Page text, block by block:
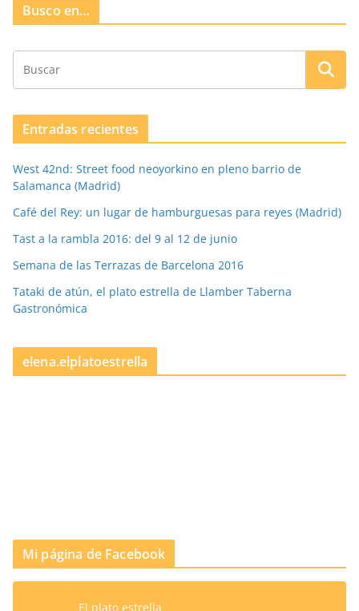
Busco en…
Entradas recientes
West 42nd: Street food neoyorkino en pleno barrio de
Salamanca (Madrid)
Café del Rey: un lugar de hamburguesas para reyes (Madrid)
Tast a la rambla 2016: del 9 al 12 de junio
Semana de las Terrazas de Barcelona 2016
Tataki de atún, el plato estrella de Llamber Taberna
Gastronómica
elena.elplatoestrella
Mi página de Facebook
El plato estrella